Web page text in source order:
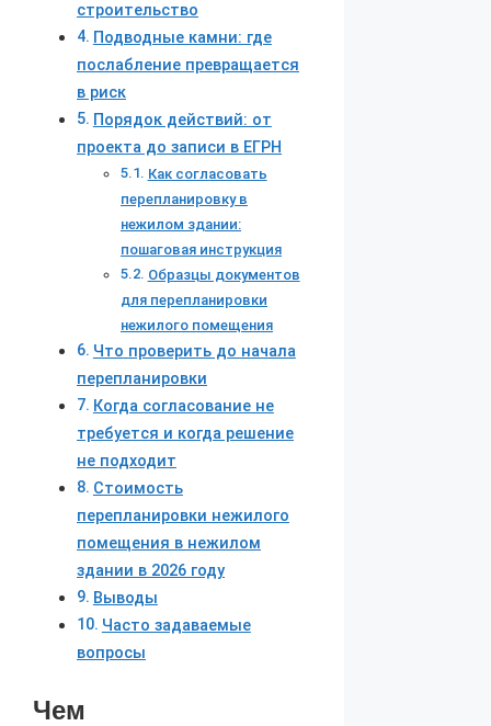
строительство
Подводные камни: где
послабление превращается
в риск
Порядок действий: от
проекта до записи в ЕГРН
Как согласовать
перепланировку в
нежилом здании:
пошаговая инструкция
Образцы документов
для перепланировки
нежилого помещения
Что проверить до начала
перепланировки
Когда согласование не
требуется и когда решение
не подходит
Стоимость
перепланировки нежилого
помещения в нежилом
здании в 2026 году
Выводы
Часто задаваемые
вопросы
Чем